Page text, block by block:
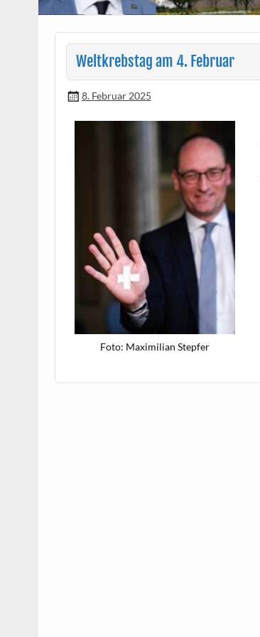
Weltkrebstag am 4. Februar
8. Februar 2025
Foto: Max­i­m­il­ian Stepfer